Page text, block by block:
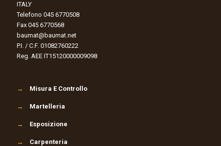
ITALY
Telefono 045 6770508
Fax 045 6770568
baumat@baumat.net
P.I. / C.F. 01082760222
Reg. AEE IT15120000009098
→ Misura E Controllo
→ Martelleria
→ Esposizione
→ Carpenteria